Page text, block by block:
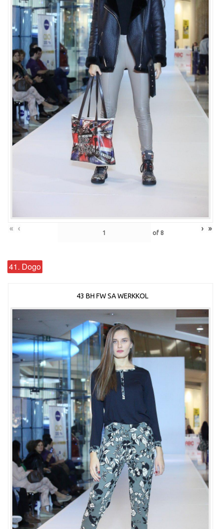
« ‹ of 8 › »
41. Dogo
43 BH FW SA WERKKOL